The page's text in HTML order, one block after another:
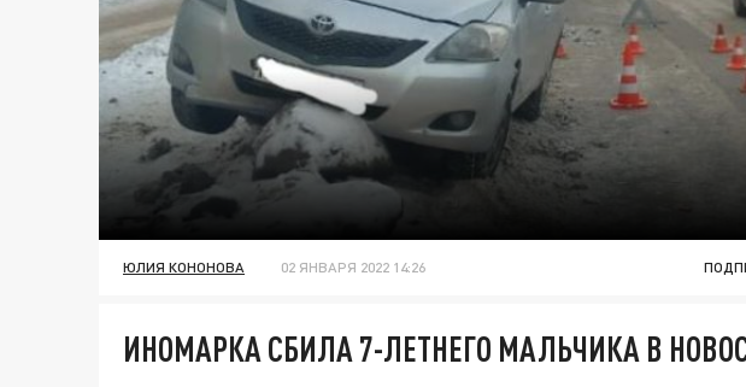
ЮЛИЯ КОНОНОВА 02 ЯНВАРЯ 2022 14:26
ИНОМАРКА СБИЛА 7-ЛЕТНЕГО МАЛЬЧИКА В